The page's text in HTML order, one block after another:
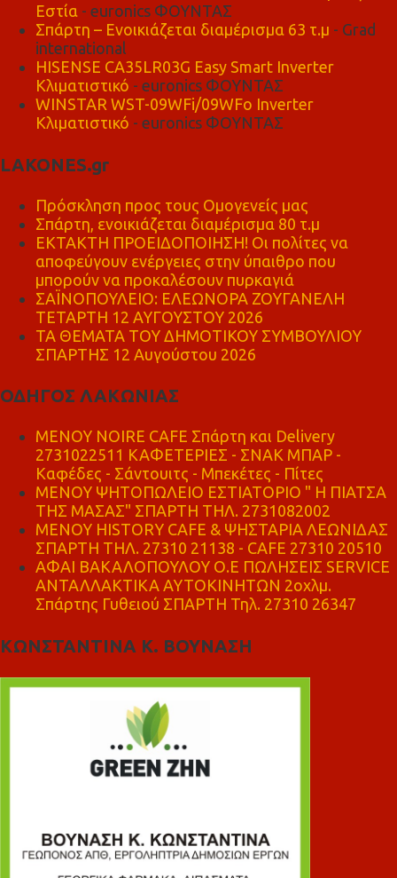
Εστία - euronics ΦΟΥΝΤΑΣ
Σπάρτη – Ενοικιάζεται διαμέρισμα 63 τ.μ - Grad
international
HISENSE CA35LR03G Easy Smart Inverter
Κλιματιστικό - euronics ΦΟΥΝΤΑΣ
WINSTAR WST-09WFi/09WFo Inverter
Κλιματιστικό - euronics ΦΟΥΝΤΑΣ
LAKONES.gr
Πρόσκληση προς τους Ομογενείς μας
Σπάρτη, ενοικιάζεται διαμέρισμα 80 τ.μ
ΕΚΤΑΚΤΗ ΠΡΟΕΙΔΟΠΟΙΗΣΗ! Οι πολίτες να
αποφεύγουν ενέργειες στην ύπαιθρο που
μπορούν να προκαλέσουν πυρκαγιά
ΣΑΪΝΟΠΟΥΛΕΙΟ: ΕΛΕΩΝΟΡΑ ΖΟΥΓΑΝΕΛΗ
ΤΕΤΑΡΤΗ 12 ΑΥΓΟΥΣΤΟΥ 2026
ΤΑ ΘΕΜΑΤΑ ΤΟΥ ΔΗΜΟΤΙΚΟΥ ΣΥΜΒΟΥΛΙΟΥ
ΣΠΑΡΤΗΣ 12 Αυγούστου 2026
ΟΔΗΓΟΣ ΛΑΚΩΝΙΑΣ
MENOY NOIRE CAFE Σπάρτη και Delivery
2731022511 ΚΑΦΕΤΕΡΙΕΣ - ΣΝΑΚ ΜΠΑΡ -
Καφέδες - Σάντουιτς - Μπεκέτες - Πίτες
ΜΕΝΟΥ ΨΗΤΟΠΩΛΕΙΟ ΕΣΤΙΑΤΟΡΙΟ " Η ΠΙΑΤΣΑ
ΤΗΣ ΜΑΣΑΣ" ΣΠΑΡΤΗ ΤΗΛ. 2731082002
ΜΕΝΟΥ HISTORY CAFE & ΨΗΣΤΑΡΙΑ ΛΕΩΝΙΔΑΣ
ΣΠΑΡΤΗ ΤΗΛ. 27310 21138 - CAFE 27310 20510
ΑΦΑΙ ΒΑΚΑΛΟΠΟΥΛΟΥ Ο.Ε ΠΩΛΗΣΕΙΣ SERVICE
ΑΝΤΑΛΛΑΚΤΙΚΑ ΑΥΤΟΚΙΝΗΤΩΝ 2οχλμ.
Σπάρτης Γυθειού ΣΠΑΡΤΗ Τηλ. 27310 26347
ΚΩΝΣΤΑΝΤΙΝΑ Κ. ΒΟΥΝΑΣΗ